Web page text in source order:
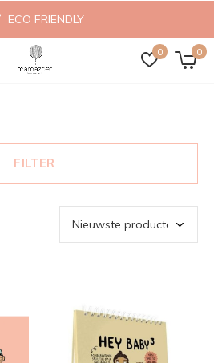
0 0
ECO FRIENDLY
FILTER